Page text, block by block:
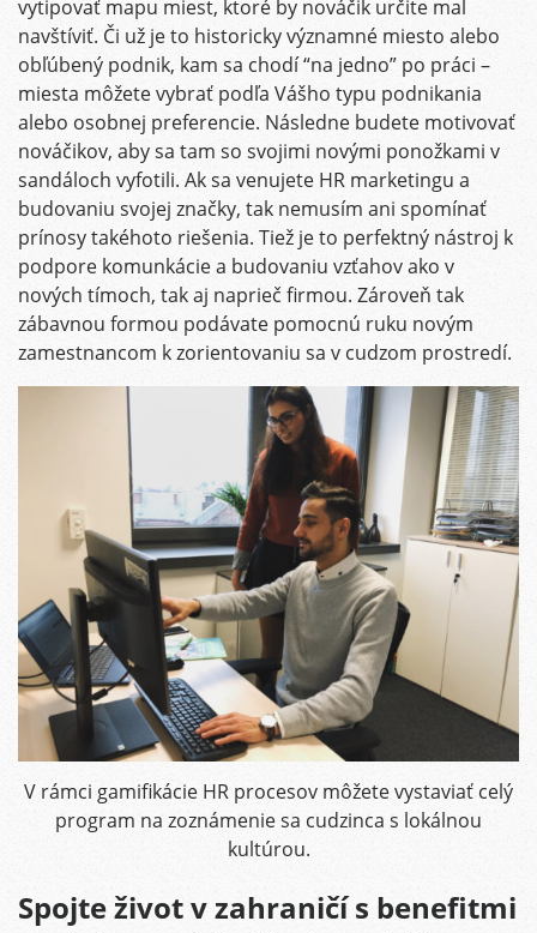
vytipovať mapu miest, ktoré by nováčik určite mal
navštíviť. Či už je to historicky významné miesto alebo
obľúbený podnik, kam sa chodí “na jedno” po práci –
miesta môžete vybrať podľa Vášho typu podnikania
alebo osobnej preferencie. Následne budete motivovať
nováčikov, aby sa tam so svojimi novými ponožkami v
sandáloch vyfotili. Ak sa venujete HR marketingu a
budovaniu svojej značky, tak nemusím ani spomínať
prínosy takéhoto riešenia. Tiež je to perfektný nástroj k
podpore komunkácie a budovaniu vzťahov ako v
nových tímoch, tak aj naprieč firmou. Zároveň tak
zábavnou formou podávate pomocnú ruku novým
zamestnancom k zorientovaniu sa v cudzom prostredí.
V rámci gamifikácie HR procesov môžete vystaviať celý
program na zoznámenie sa cudzinca s lokálnou
kultúrou.
Spojte život v zahraničí s benefitmi